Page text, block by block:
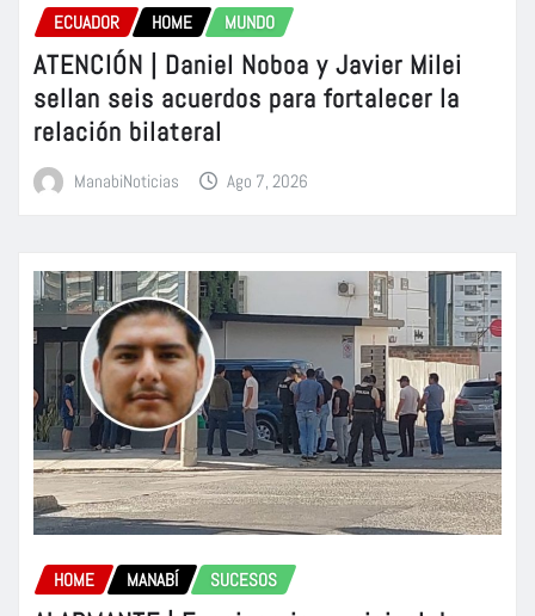
ECUADOR HOME MUNDO
ATENCIÓN | Daniel Noboa y Javier Milei
sellan seis acuerdos para fortalecer la
relación bilateral
ManabiNoticias Ago 7, 2026
HOME MANABÍ SUCESOS